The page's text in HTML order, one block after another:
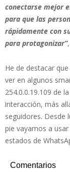
conectarse mejor
para que las
rápidamente con
para protagonizar”
He de destacar
ver en algunos
254.0.0.19.109 de
interacción, más
seguidores. Desde
pie vayamos a
estados de
Comentarios